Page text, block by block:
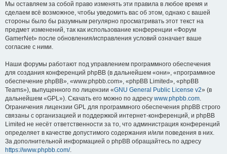
Мы оставляем за собой право изменять эти правила в любое время и
сделаем всё возможное, чтобы уведомить вас об этом, однако с вашей
стороны было бы разумным регулярно просматривать этот текст на
предмет изменений, так как использование конференции «Форум
GamerNet» после обновления/исправления условий означает ваше
согласие с ними.
Наши форумы работают под управлением программного обеспечения
для создания конференций phpBB (в дальнейшем «они», «программное
обеспечение phpBB», «www.phpbb.com», «phpBB Limited», «phpBB
Teams»), выпущенного по лицензии «GNU General Public License v2» (в
дальнейшем «GPL»). Скачать его можно по адресу www.phpbb.com.
Ограничения лицензии GPL для программного обеспечения phpBB строго
связаны с организацией и поддержкой интернет-конференций, и phpBB
Limited не несёт ответственности за то, что администрация конференций
определяет в качестве допустимого содержания и/или поведения в них.
За дополнительной информацией о phpBB обращайтесь по адресу
https://www.phpbb.com/.